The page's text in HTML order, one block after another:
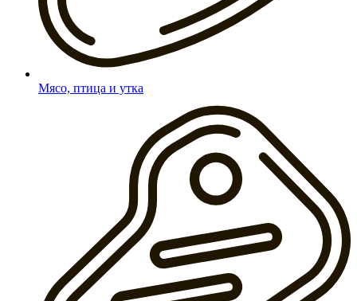
Мясо, птица и утка